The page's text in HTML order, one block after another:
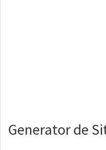
Generator de